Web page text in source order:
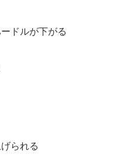
ドルが下がる
られる